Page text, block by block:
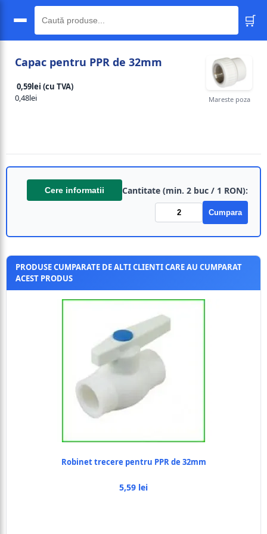
🛒
Capac pentru PPR de 32mm
0,59lei (cu TVA)
0,48lei
Mareste poza
Cere informatii Cantitate (min. 2 buc / 1 RON):
Cumpara
PRODUSE CUMPARATE DE ALTI CLIENTI CARE AU CUMPARAT
ACEST PRODUS
Robinet trecere pentru PPR de 32mm
5,59 lei